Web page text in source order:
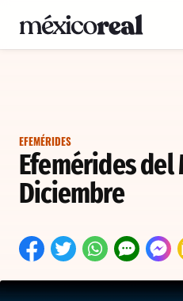
EFEMÉRIDES
Efemérides del
Diciembre